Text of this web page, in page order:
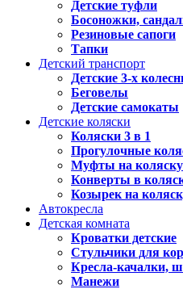
Детские туфли
Босоножки,
Резиновые сапоги
Тапки
Детский транспорт
Детские 3-х
Беговелы
Детские самокаты
Детские коляски
Коляски 3 в 1
Прогулочные
Муфты на коляску
Конверты в
Козырек на
Автокресла
Детская комната
Кроватки детские
Стульчики для
Кресла-качалки,
Манежи